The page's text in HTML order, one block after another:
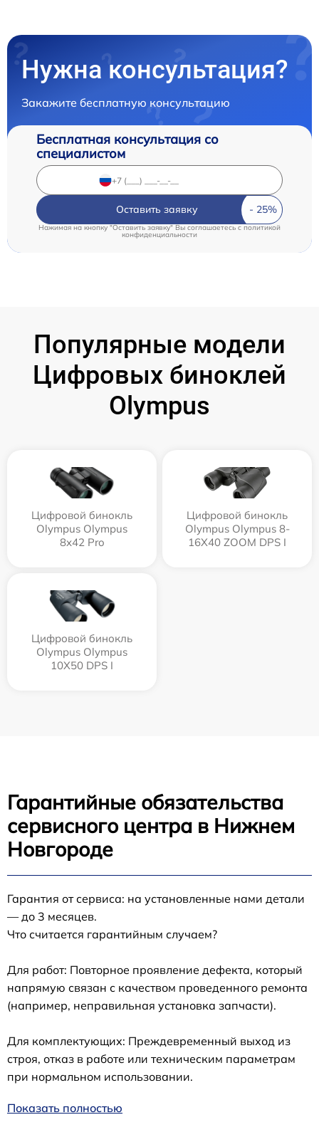
Нужна консультация?
Закажите бесплатную консультацию
Бесплатная консультация со
специалистом
Оставить заявку
Нажимая на кнопку "Оставить заявку" Вы соглашаетесь c политикой
конфиденциальности
Популярные модели
Цифровых биноклей
Olympus
Цифровой бинокль
Olympus Olympus
8x42 Pro
Цифровой бинокль
Olympus Olympus 8-
16X40 ZOOM DPS I
Цифровой бинокль
Olympus Olympus
10X50 DPS I
Гарантийные обязательства
сервисного центра в Нижнем
Новгороде
Гарантия от сервиса: на установленные нами детали
— до 3 месяцев.
Что считается гарантийным случаем?
Для работ: Повторное проявление дефекта, который
напрямую связан с качеством проведенного ремонта
(например, неправильная установка запчасти).
Для комплектующих: Преждевременный выход из
строя, отказ в работе или техническим параметрам
при нормальном использовании.
Показать полностью